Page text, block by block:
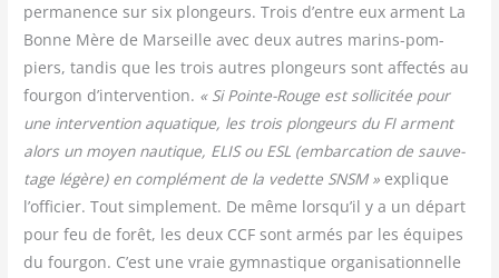
per­ma­nence sur six plon­geurs. Trois d’entre eux arment La
Bonne Mère de Mar­seille avec deux autres marins-pom­
piers, tan­dis que les trois autres plon­geurs sont affec­tés au
four­gon d’intervention. « Si Pointe-Rouge est sol­li­ci­tée pour
une inter­ven­tion aqua­tique, les trois plon­geurs du FI arment
alors un moyen nau­tique, ELIS ou ESL (embar­ca­tion de sau­ve­
tage légère) en com­plé­ment de la vedette SNSM » explique
l’officier. Tout sim­ple­ment. De même lorsqu’il y a un départ
pour feu de forêt, les deux CCF sont armés par les équipes
du four­gon. C’est une vraie gym­nas­tique orga­ni­sa­tion­nelle